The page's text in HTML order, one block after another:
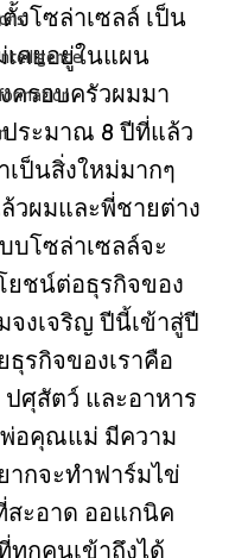
งโซล่าเซลล์ เป็น
เคยอยู่ในแผน
ครอบครัวผมมา
ประมาณ 8 ปีที่แล้ว
เป็นสิ่งใหม่มากๆ
วผมและพี่ชายต่าง
บโซล่าเซลล์จะ
ยชน์ต่อธุรกิจของ
จงเจริญ ปีนี้เข้าสู่ปี
ธุรกิจของเราคือ
ปศุสัตว์ และอาหาร
อคุณแม่ มีความ
ากจะทำฟาร์มไข่
สะอาด ออแกนิค
ทุกคนเข้าถึงได้